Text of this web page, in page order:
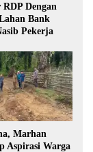
Dengan
Bank
Pekerja
Marhan
Aspirasi Warga